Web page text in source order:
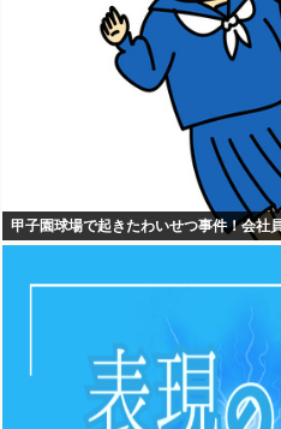
甲子園球場で起きたわいせつ事件！会社